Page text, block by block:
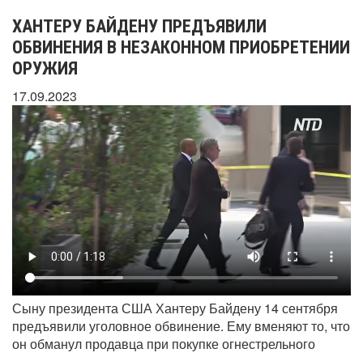
ХАНТЕРУ БАЙДЕНУ ПРЕДЪЯВИЛИ
ОБВИНЕНИЯ В НЕЗАКОННОМ ПРИОБРЕТЕНИИ
ОРУЖИЯ
17.09.2023
Сыну президента США Хантеру Байдену 14 сентября
предъявили уголовное обвинение. Ему вменяют то, что
он обманул продавца при покупке огнестрельного